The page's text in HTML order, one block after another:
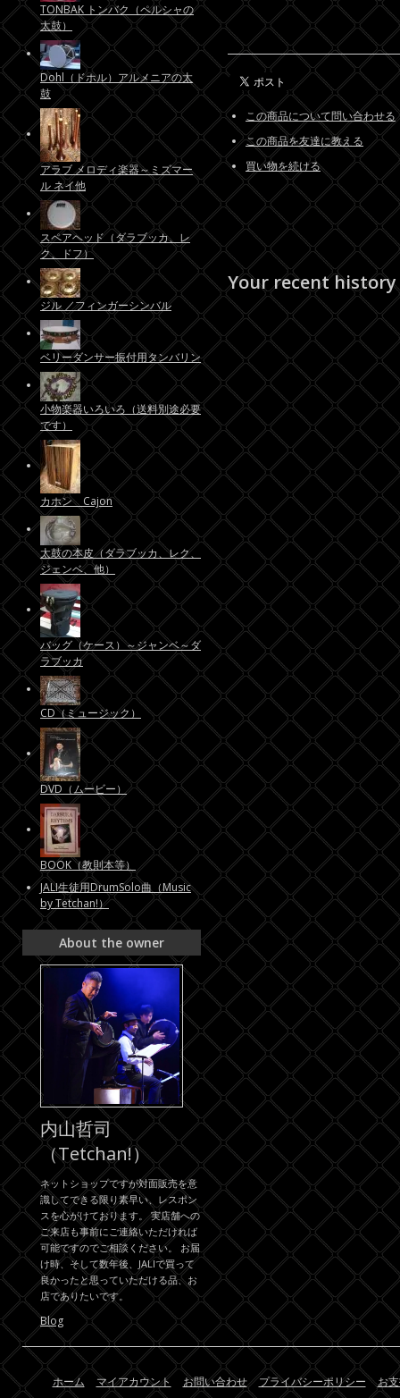
この商品について問い合わせる
この商品を友達に教える
買い物を続ける
Your recent history
TONBAK トンバク（ペルシャの
太鼓）
Dohl（ドホル）アルメニアの太
鼓
アラブ メロディ楽器～ミズマー
ル ネイ他
スペアヘッド（ダラブッカ、レ
ク、ドフ）
ジル ／フィンガーシンバル
ベリーダンサー振付用タンバリン
小物楽器いろいろ（送料別途必要
です）
カホン Cajon
太鼓の本皮（ダラブッカ、レク、
ジェンベ、他）
バッグ（ケース）～ジャンベ～ダ
ラブッカ
CD（ミュージック）
DVD（ムービー）
BOOK（教則本等）
JALI生徒用DrumSolo曲（Music
by Tetchan!）
About the owner
内山哲司
（Tetchan!）
ネットショップですが対面販売を意
識してできる限り素早い、レスポン
スを心がけております。 実店舗への
ご来店も事前にご連絡いただければ
可能ですのでご相談ください。 お届
け時、そして数年後、JALIで買って
良かったと思っていただける品、お
店でありたいです。
Blog
ホーム マイアカウント お問い合わせ プライバシーポリシー お